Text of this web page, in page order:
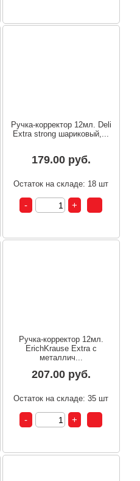
Ручка-корректор 12мл. Deli
Extra strong шариковый,...
179.00 руб.
Остаток на складе: 18 шт
Ручка-корректор 12мл.
ErichKrause Extra с
металлич...
207.00 руб.
Остаток на складе: 35 шт